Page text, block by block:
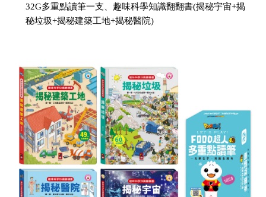
32G多重點讀筆一支、趣味科學知識翻翻書(揭秘宇宙+揭
秘垃圾+揭秘建築工地+揭秘醫院)